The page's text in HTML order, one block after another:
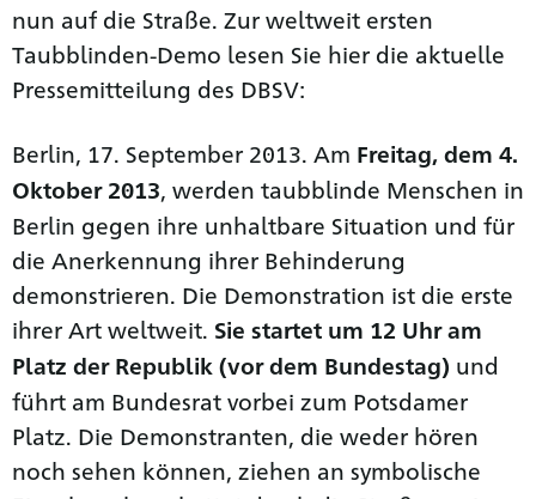
nun auf die Straße. Zur weltweit ersten
Taubblinden-Demo lesen Sie hier die aktuelle
Pressemitteilung des DBSV:
Berlin, 17. September 2013. Am Freitag, dem 4.
Oktober 2013, werden taubblinde Menschen in
Berlin gegen ihre unhaltbare Situation und für
die Anerkennung ihrer Behinderung
demonstrieren. Die Demonstration ist die erste
ihrer Art weltweit. Sie startet um 12 Uhr am
Platz der Republik (vor dem Bundestag) und
führt am Bundesrat vorbei zum Potsdamer
Platz. Die Demonstranten, die weder hören
noch sehen können, ziehen an symbolische